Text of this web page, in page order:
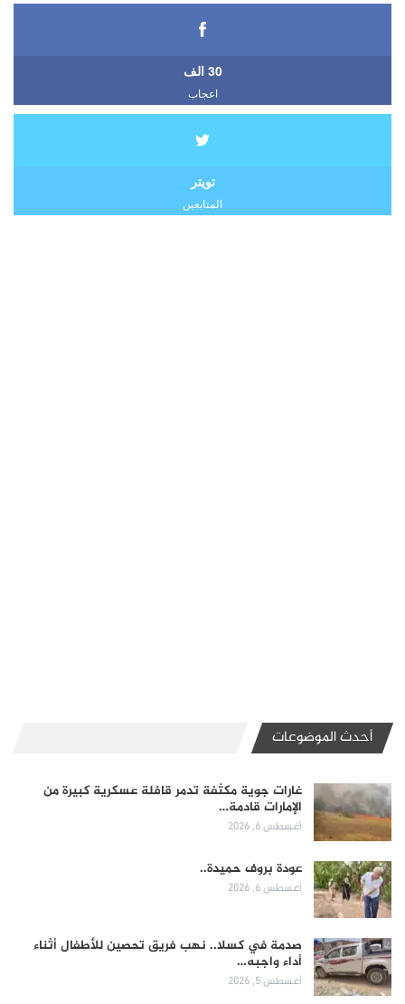
30 الف
اعجاب
تويتر
المتابعين
أحدث الموضوعات
غارات جوية مكثفة تدمر قافلة عسكرية كبيرة من
الإمارات قادمة…
أغسطس 6, 2026
عودة بروف حميدة..
أغسطس 6, 2026
صدمة في كسلا.. نهب فريق تحصين للأطفال أثناء
أداء واجبه…
أغسطس 5, 2026